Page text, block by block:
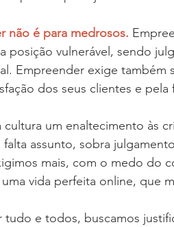
não é para medrosos.
posição vulnerável, sendo
Empreender exige também
dos seus clientes e
cultura um enaltecimento às
assunto, sobra
mais, com o medo do
vida perfeita online, que
tudo e todos, buscamos